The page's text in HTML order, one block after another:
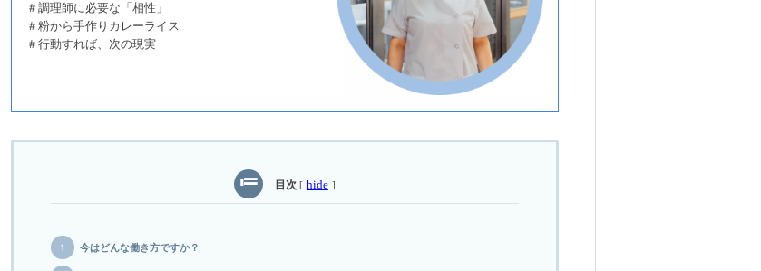
＃調理師に必要な「相性」
＃粉から手作りカレーライス
＃行動すれば、次の現実
目次 [ hide ]
今はどんな働き方ですか？